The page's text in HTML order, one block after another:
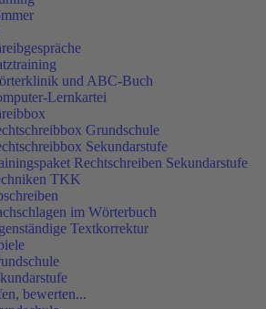
und ABC-Buch
Lernkartei
Grundschule
Sekundarstufe
Rechtschreiben Sekundarstufe
TKK
im Wörterbuch
Textkorrektur
bewerten...